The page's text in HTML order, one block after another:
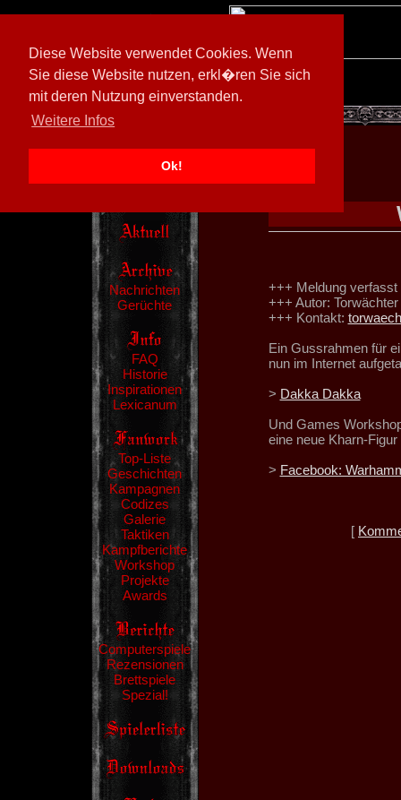
Diese Website verwendet Cookies. Wenn
Sie diese Website nutzen, erkl�ren Sie sich
mit deren Nutzung einverstanden.
Weitere Infos
Ok!
[ 600026/M3]
Nachrichten
Gerüchte
FAQ
Historie
Inspirationen
Lexicanum
Top-Liste
Geschichten
Kampagnen
Codizes
Galerie
Taktiken
Kampfberichte
Workshop
Projekte
Awards
Computerspiele
Rezensionen
Brettspiele
Spezial!
+++ Meldung
+++ Autor: Torwächter
+++ Kontakt:
Ein Gussrahmen für
nun im Internet
> Dakka Dakka
Und Games
eine neue Kharn-
> Facebook:
[